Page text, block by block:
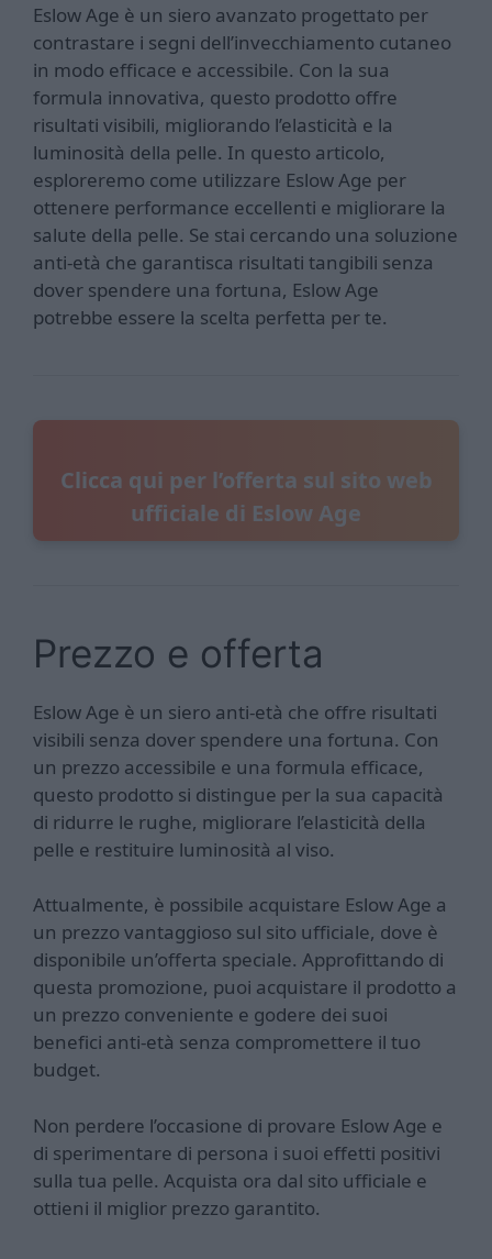
Eslow Age è un siero avanzato progettato per
contrastare i segni dell’invecchiamento cutaneo
in modo efficace e accessibile. Con la sua
formula innovativa, questo prodotto offre
risultati visibili, migliorando l’elasticità e la
luminosità della pelle. In questo articolo,
esploreremo come utilizzare Eslow Age per
ottenere performance eccellenti e migliorare la
salute della pelle. Se stai cercando una soluzione
anti-età che garantisca risultati tangibili senza
dover spendere una fortuna, Eslow Age
potrebbe essere la scelta perfetta per te.
Clicca qui per l’offerta sul sito web
ufficiale di Eslow Age
Prezzo e offerta
Eslow Age è un siero anti-età che offre risultati
visibili senza dover spendere una fortuna. Con
un prezzo accessibile e una formula efficace,
questo prodotto si distingue per la sua capacità
di ridurre le rughe, migliorare l’elasticità della
pelle e restituire luminosità al viso.
Attualmente, è possibile acquistare Eslow Age a
un prezzo vantaggioso sul sito ufficiale, dove è
disponibile un’offerta speciale. Approfittando di
questa promozione, puoi acquistare il prodotto a
un prezzo conveniente e godere dei suoi
benefici anti-età senza compromettere il tuo
budget.
Non perdere l’occasione di provare Eslow Age e
di sperimentare di persona i suoi effetti positivi
sulla tua pelle. Acquista ora dal sito ufficiale e
ottieni il miglior prezzo garantito.